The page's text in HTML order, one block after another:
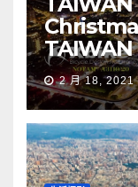
TAIWAN
2 月 18, 2021